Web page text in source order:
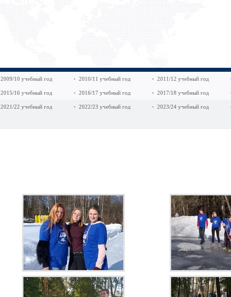
2009/10 учебный год 2010/11 учебный год 2011/12 учебный год
2015/16 учебный год 2016/17 учебный год 2017/18 учебный год
2021/22 учебный год 2022/23 учебный год 2023/24 учебный год